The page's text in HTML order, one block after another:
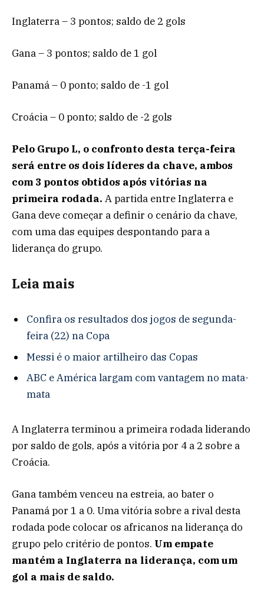
Inglaterra – 3 pontos; saldo de 2 gols
Gana – 3 pontos; saldo de 1 gol
Panamá – 0 ponto; saldo de -1 gol
Croácia – 0 ponto; saldo de -2 gols
Pelo Grupo L, o confronto desta terça-feira
será entre os dois líderes da chave, ambos
com 3 pontos obtidos após vitórias na
primeira rodada. A partida entre Inglaterra e
Gana deve começar a definir o cenário da chave,
com uma das equipes despontando para a
liderança do grupo.
Leia mais
Confira os resultados dos jogos de segunda-
feira (22) na Copa
Messi é o maior artilheiro das Copas
ABC e América largam com vantagem no mata-
mata
A Inglaterra terminou a primeira rodada liderando
por saldo de gols, após a vitória por 4 a 2 sobre a
Croácia.
Gana também venceu na estreia, ao bater o
Panamá por 1 a 0. Uma vitória sobre a rival desta
rodada pode colocar os africanos na liderança do
grupo pelo critério de pontos. Um empate
mantém a Inglaterra na liderança, com um
gol a mais de saldo.